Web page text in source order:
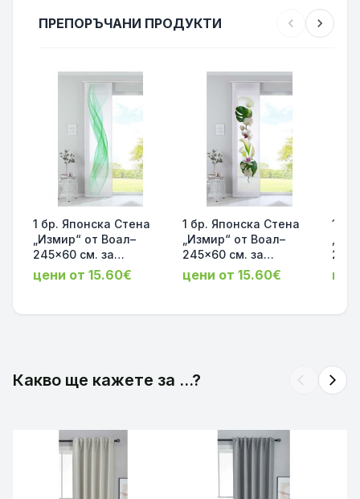
ПРЕПОРЪЧАНИ ПРОДУКТИ chevron_left chevron_right
1 бр. Японска Стена
„Измир“ от Воал–
245x60 см. за
обикновена релса,
принт Зелена Вълна с
окачване
цени от 15.60€
1 бр. Японска Стена
„Измир“ от Воал–
245x60 см. за
обикновена релса,
принт Бяла Орхидея с
окачване
цени от 15.60€
1
Какво ще кажете за ...? arrow_back_ios arrow_forward_ios